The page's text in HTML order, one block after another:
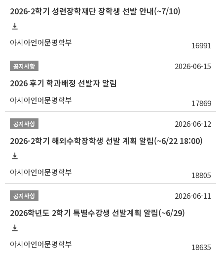
2026-2학기 성련장학재단 장학생 선발 안내(~7/10)
아시아언어문명학부 16991
공지사항
2026 후기 학과배정 선발자 알림
아시아언어문명학부 17869
2026-06-15
공지사항
2026-2학기 해외수학장학생 선발 계획 알림(~6/22 18:00)
아시아언어문명학부 18805
2026-06-12
공지사항
2026학년도 2학기 특별수강생 선발계획 알림(~6/29)
아시아언어문명학부 18635
2026-06-11